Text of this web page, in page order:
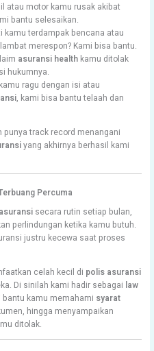
atau motor kamu rusak akibat
bantu selesaikan.
kamu terdampak bencana atau
merespon? Kami bisa bantu.
asuransi health kamu ditolak
hukumnya.
ragu dengan isi atau
, kami bisa bantu telaah dan
punya track record menangani
yang akhirnya berhasil kami
Percuma
secara rutin setiap bulan,
perlindungan ketika kamu butuh.
justru kecewa saat proses
celah kecil di polis asuransi
Di sinilah kami hadir sebagai law
bantu kamu memahami syarat
hingga menyampaikan
ditolak.